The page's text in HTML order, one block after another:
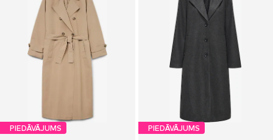
PIEDĀVĀJUMS PIEDĀVĀJUMS